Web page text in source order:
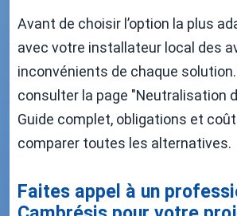
Avant de choisir l’option la plus
avec votre installateur local des
inconvénients de chaque
consulter la page "Neutralisation
Guide complet, obligations et
comparer toutes les alternatives.
Faites appel à un